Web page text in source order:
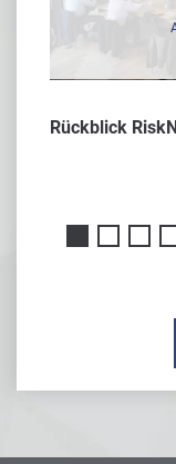
Rückblick